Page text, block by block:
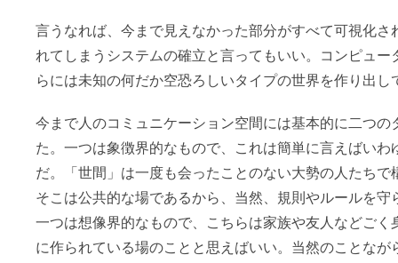
言うなれば、今まで見えなかった部分がすべて可視化さ
れてしまうシステムの確立と言ってもいい。コンピュー
らには未知の何だか空恐ろしいタイプの世界を作り出し
今まで人のコミュニケーション空間には基本的に二つの
た。一つは象徴界的なもので、これは簡単に言えばいわ
だ。「世間」は一度も会ったことのない大勢の人たちで
そこは公共的な場であるから、当然、規則やルールを守
一つは想像界的なもので、こちらは家族や友人などごく
に作られている場のことと思えばいい。当然のことなが